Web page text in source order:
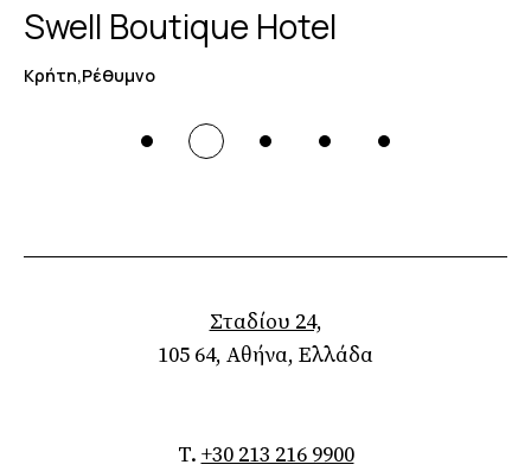
Swell Boutique Hotel
Κρήτη,Ρέθυμνο
Σταδίου 24,
105 64, Αθήνα, Ελλάδα
T. +30 213 216 9900